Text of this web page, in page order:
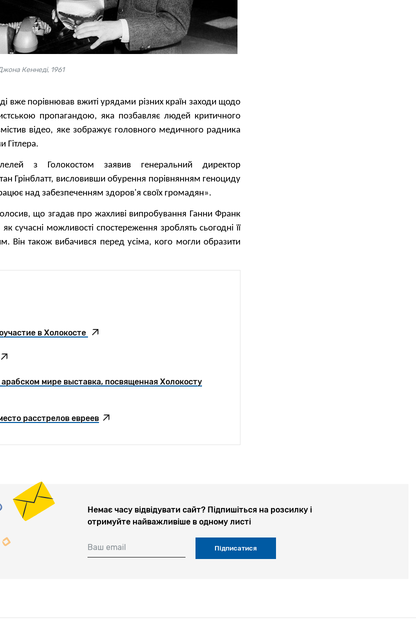
Кеннеді, 1961
вже порівнював вжиті урядами різних країн заходи щодо
пропагандою, яка позбавляє людей критичного
відео, яке зображує головного медичного радника
Гітлера.
з Голокостом заявив генеральний директор
Грінблатт, висловивши обурення порівнянням геноциду
над забезпеченням здоров'я своїх громадян».
що згадав про жахливі випробування Ганни Франк
сучасні можливості спостереження зроблять сьогодні її
Він також вибачився перед усіма, кого могли образити
в Холокосте
мире выставка, посвященная Холокосту
расстрелов евреев
Немає часу відвідувати сайт? Підпишіться на розсилку і
отримуйте найважливіше в одному листі
Ваш email